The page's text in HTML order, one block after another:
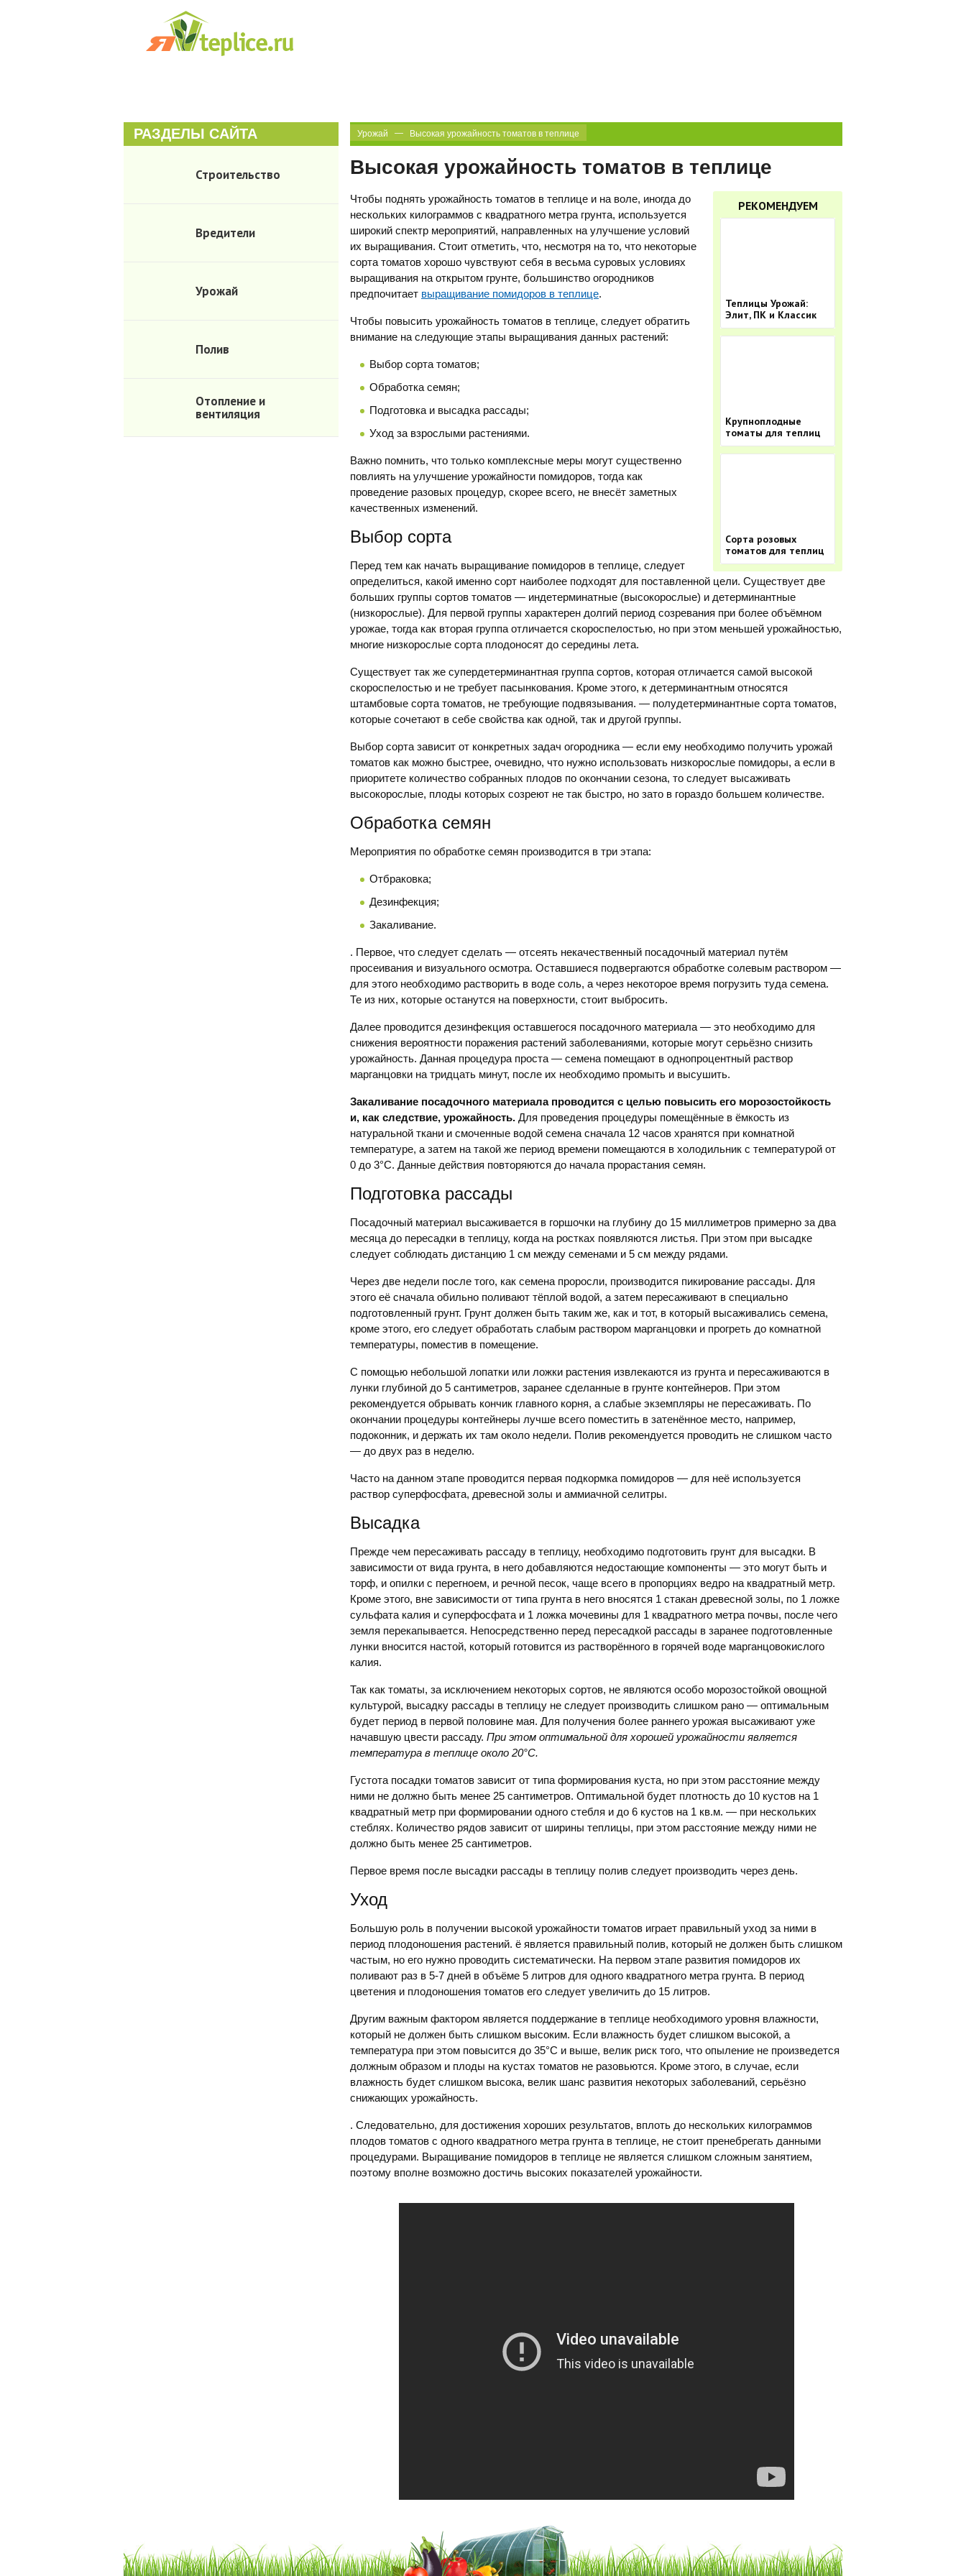
Урожай Высокая урожайность томатов в теплице
Высокая урожайность томатов в теплице
РЕКОМЕНДУЕМ
Теплицы Урожай:
Элит, ПК и Классик
Крупноплодные
томаты для теплиц
Cорта розовых
томатов для теплиц
Чтобы поднять урожайность томатов в теплице и на воле, иногда до
нескольких килограммов с квадратного метра грунта, используется
широкий спектр мероприятий, направленных на улучшение условий
их выращивания. Стоит отметить, что, несмотря на то, что некоторые
сорта томатов хорошо чувствуют себя в весьма суровых условиях
выращивания на открытом грунте, большинство огородников
предпочитает выращивание помидоров в теплице.
Чтобы повысить урожайность томатов в теплице, следует обратить
внимание на следующие этапы выращивания данных растений:
Выбор сорта томатов;
Обработка семян;
Подготовка и высадка рассады;
Уход за взрослыми растениями.
Важно помнить, что только комплексные меры могут существенно
повлиять на улучшение урожайности помидоров, тогда как
проведение разовых процедур, скорее всего, не внесёт заметных
качественных изменений.
Выбор сорта
Перед тем как начать выращивание помидоров в теплице, следует
определиться, какой именно сорт наиболее подходят для поставленной цели. Существует две
больших группы сортов томатов — индетерминатные (высокорослые) и детерминантные
(низкорослые). Для первой группы характерен долгий период созревания при более объёмном
урожае, тогда как вторая группа отличается скороспелостью, но при этом меньшей урожайностью,
многие низкорослые сорта плодоносят до середины лета.
Существует так же супердетерминантная группа сортов, которая отличается самой высокой
скороспелостью и не требует пасынкования. Кроме этого, к детерминантным относятся
штамбовые сорта томатов, не требующие подвязывания. — полудетерминантные сорта томатов,
которые сочетают в себе свойства как одной, так и другой группы.
Выбор сорта зависит от конкретных задач огородника — если ему необходимо получить урожай
томатов как можно быстрее, очевидно, что нужно использовать низкорослые помидоры, а если в
приоритете количество собранных плодов по окончании сезона, то следует высаживать
высокорослые, плоды которых созреют не так быстро, но зато в гораздо большем количестве.
Обработка семян
Мероприятия по обработке семян производится в три этапа:
Отбраковка;
Дезинфекция;
Закаливание.
. Первое, что следует сделать — отсеять некачественный посадочный материал путём
просеивания и визуального осмотра. Оставшиеся подвергаются обработке солевым раствором —
для этого необходимо растворить в воде соль, а через некоторое время погрузить туда семена.
Те из них, которые останутся на поверхности, стоит выбросить.
Далее проводится дезинфекция оставшегося посадочного материала — это необходимо для
снижения вероятности поражения растений заболеваниями, которые могут серьёзно снизить
урожайность. Данная процедура проста — семена помещают в однопроцентный раствор
марганцовки на тридцать минут, после их необходимо промыть и высушить.
Закаливание посадочного материала проводится с целью повысить его морозостойкость
и, как следствие, урожайность. Для проведения процедуры помещённые в ёмкость из
натуральной ткани и смоченные водой семена сначала 12 часов хранятся при комнатной
температуре, а затем на такой же период времени помещаются в холодильник с температурой от
0 до 3°С. Данные действия повторяются до начала прорастания семян.
Подготовка рассады
Посадочный материал высаживается в горшочки на глубину до 15 миллиметров примерно за два
месяца до пересадки в теплицу, когда на ростках появляются листья. При этом при высадке
следует соблюдать дистанцию 1 см между семенами и 5 см между рядами.
Через две недели после того, как семена проросли, производится пикирование рассады. Для
этого её сначала обильно поливают тёплой водой, а затем пересаживают в специально
подготовленный грунт. Грунт должен быть таким же, как и тот, в который высаживались семена,
кроме этого, его следует обработать слабым раствором марганцовки и прогреть до комнатной
температуры, поместив в помещение.
С помощью небольшой лопатки или ложки растения извлекаются из грунта и пересаживаются в
лунки глубиной до 5 сантиметров, заранее сделанные в грунте контейнеров. При этом
рекомендуется обрывать кончик главного корня, а слабые экземпляры не пересаживать. По
окончании процедуры контейнеры лучше всего поместить в затенённое место, например,
подоконник, и держать их там около недели. Полив рекомендуется проводить не слишком часто
— до двух раз в неделю.
Часто на данном этапе проводится первая подкормка помидоров — для неё используется
раствор суперфосфата, древесной золы и аммиачной селитры.
Высадка
Прежде чем пересаживать рассаду в теплицу, необходимо подготовить грунт для высадки. В
зависимости от вида грунта, в него добавляются недостающие компоненты — это могут быть и
торф, и опилки с перегноем, и речной песок, чаще всего в пропорциях ведро на квадратный метр.
Кроме этого, вне зависимости от типа грунта в него вносятся 1 стакан древесной золы, по 1 ложке
сульфата калия и суперфосфата и 1 ложка мочевины для 1 квадратного метра почвы, после чего
земля перекапывается. Непосредственно перед пересадкой рассады в заранее подготовленные
лунки вносится настой, который готовится из растворённого в горячей воде марганцовокислого
калия.
Так как томаты, за исключением некоторых сортов, не являются особо морозостойкой овощной
культурой, высадку рассады в теплицу не следует производить слишком рано — оптимальным
будет период в первой половине мая. Для получения более раннего урожая высаживают уже
начавшую цвести рассаду. При этом оптимальной для хорошей урожайности является
температура в теплице около 20°С.
Густота посадки томатов зависит от типа формирования куста, но при этом расстояние между
ними не должно быть менее 25 сантиметров. Оптимальной будет плотность до 10 кустов на 1
квадратный метр при формировании одного стебля и до 6 кустов на 1 кв.м. — при нескольких
стеблях. Количество рядов зависит от ширины теплицы, при этом расстояние между ними не
должно быть менее 25 сантиметров.
Первое время после высадки рассады в теплицу полив следует производить через день.
Уход
Большую роль в получении высокой урожайности томатов играет правильный уход за ними в
период плодоношения растений. ё является правильный полив, который не должен быть слишком
частым, но его нужно проводить систематически. На первом этапе развития помидоров их
поливают раз в 5-7 дней в объёме 5 литров для одного квадратного метра грунта. В период
цветения и плодоношения томатов его следует увеличить до 15 литров.
Другим важным фактором является поддержание в теплице необходимого уровня влажности,
который не должен быть слишком высоким. Если влажность будет слишком высокой, а
температура при этом повысится до 35°С и выше, велик риск того, что опыление не произведется
должным образом и плоды на кустах томатов не разовьются. Кроме этого, в случае, если
влажность будет слишком высока, велик шанс развития некоторых заболеваний, серьёзно
снижающих урожайность.
. Следовательно, для достижения хороших результатов, вплоть до нескольких килограммов
плодов томатов с одного квадратного метра грунта в теплице, не стоит пренебрегать данными
процедурами. Выращивание помидоров в теплице не является слишком сложным занятием,
поэтому вполне возможно достичь высоких показателей урожайности.
РАЗДЕЛЫ САЙТА
Строительство
Вредители
Урожай
Полив
Отопление и
вентиляция